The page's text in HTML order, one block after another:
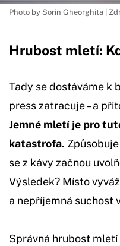
Photo by Sorin Gheorghita |
Hrubost mletí:
Tady se dostáváme k
press zatracuje – a
Jemné mletí je pro
katastrofa.
se z kávy začnou
Výsledek? Místo
a nepříjemná suchost
Správná hrubost